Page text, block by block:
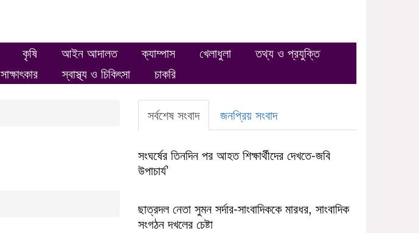
কৃষি আইন আদালত ক্যাম্পাস খেলাধুলা
তথ্য ও প্রযুক্তি
সাক্ষাৎকার স্বাস্থ্য ও চিকিৎসা চাকরি
সর্বশেষ সংবাদ জনপ্রিয় সংবাদ
সংঘর্ষের তিনদিন পর আহত শিক্ষার্থীদের দেখতে-জবি
উপাচার্য’
ছাত্রদল নেতা সুমন সর্দার-সাংবাদিককে মারধর, সাংবাদিক
সংগঠন দখলের চেষ্টা